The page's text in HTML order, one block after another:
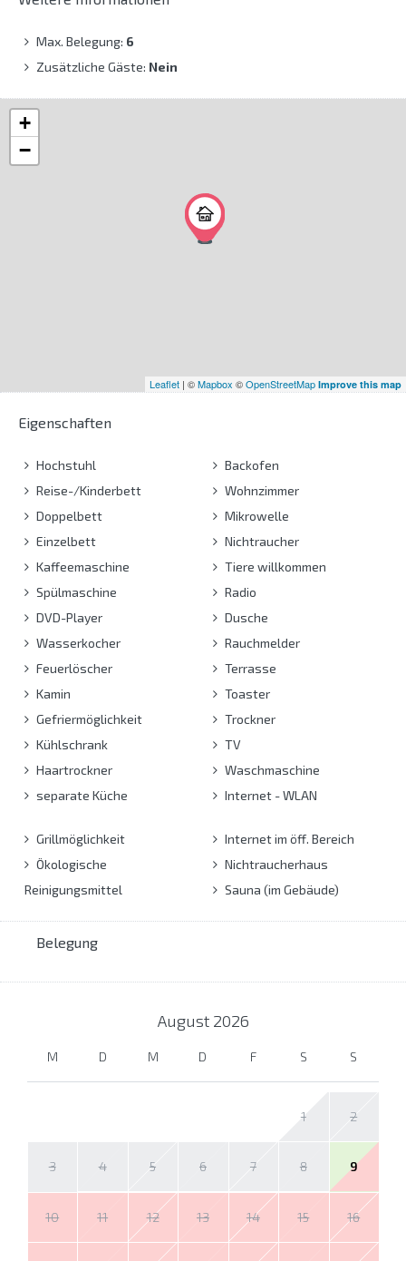
Max. Belegung: 6
Zusätzliche Gäste: Nein
+
−
Leaflet | ©Mapbox ©OpenStreetMap Improve this map
Eigenschaften
Hochstuhl
Reise-/Kinderbett
Doppelbett
Einzelbett
Kaffeemaschine
Spülmaschine
DVD-Player
Wasserkocher
Feuerlöscher
Kamin
Gefriermöglichkeit
Kühlschrank
Haartrockner
separate Küche
Backofen
Wohnzimmer
Mikrowelle
Nichtraucher
Tiere willkommen
Radio
Dusche
Rauchmelder
Terrasse
Toaster
Trockner
TV
Waschmaschine
Internet - WLAN
Grillmöglichkeit
Ökologische
Reinigungsmittel
Internet im öff. Bereich
Nichtraucherhaus
Sauna (im Gebäude)
Belegung
August 2026
M D M D F S S
1 2
3 4 5 6 7 8 9
10 11 12 13 14 15 16